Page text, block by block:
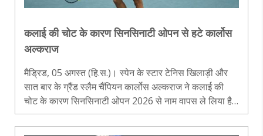
कलाई की चोट के कारण सिनसिनाटी ओपन से हटे कार्लोस
अल्कराज
मैड्रिड, 05 अगस्त (हि.स.)। स्पेन के स्टार टेनिस खिलाड़ी और
सात बार के ग्रैंड स्लैम चैंपियन कार्लोस अल्कराज ने कलाई की
चोट के कारण सिनसिनाटी ओपन 2026 से नाम वापस ले लिया है।
टूर्नामेंट आयोजकों ने मंगलवार को इसकी पुष्टि की। इस फैसले के
साथ अल्कराज..